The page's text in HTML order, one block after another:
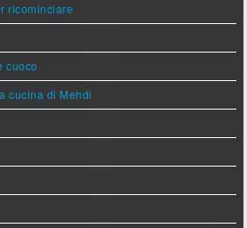
ricominciare
cuoco
cucina di Mehdi